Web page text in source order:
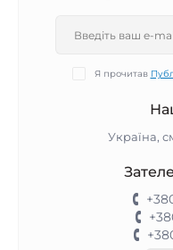
Я прочитав
Україна,